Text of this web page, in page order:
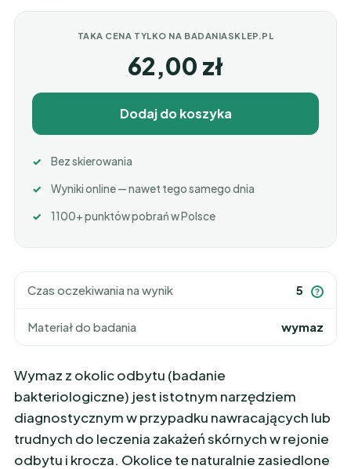
Czas oczekiwania na wynik 5 ?
Materiał do badania wymaz
Wymaz z okolic odbytu (badanie
bakteriologiczne) jest istotnym narzędziem
diagnostycznym w przypadku nawracających lub
trudnych do leczenia zakażeń skórnych w rejonie
odbytu i krocza. Okolice te naturalnie zasiedlone
TAKA CENA TYLKO NA BADANIASKLEP.PL
62,00 zł
Dodaj do koszyka
Bez skierowania
Wyniki online — nawet tego samego dnia
1100+ punktów pobrań w Polsce